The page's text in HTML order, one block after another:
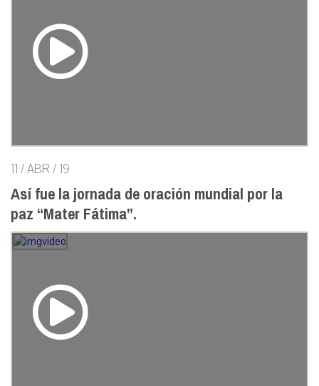
11 / ABR / 19
Así fue la jornada de oración mundial por la
paz “Mater Fátima”.